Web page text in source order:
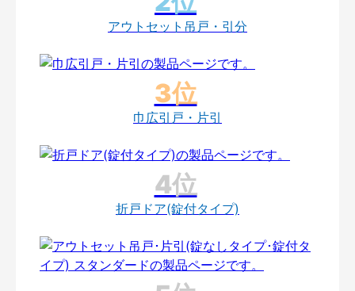
アウトセット吊戸・引分
巾広引戸・片引
折戸ドア(錠付タイプ)